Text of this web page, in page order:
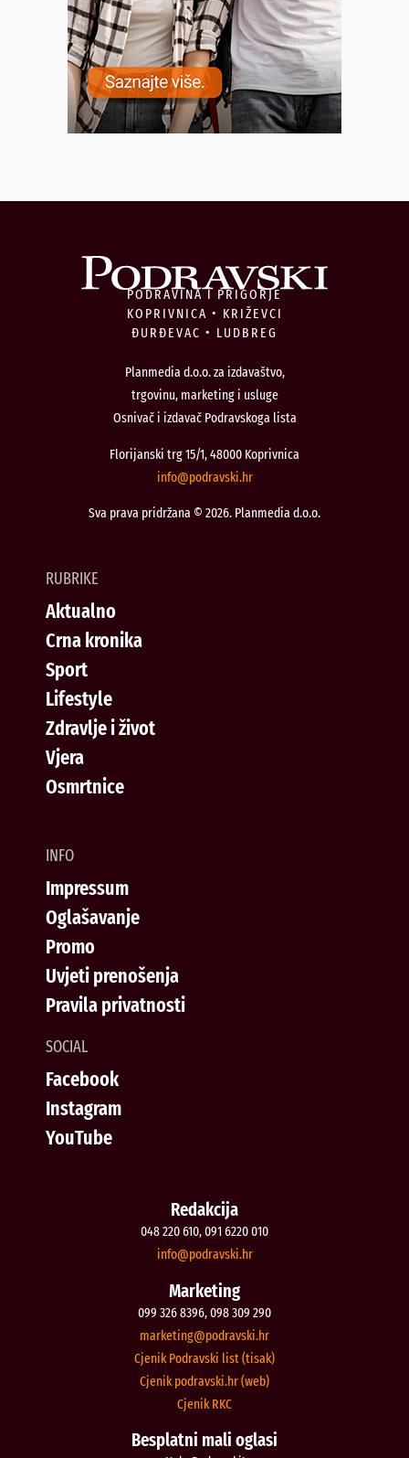
PODRAVINA I PRIGORJE
KOPRIVNICA • KRIŽEVCI
ĐURĐEVAC • LUDBREG
Planmedia d.o.o. za izdavaštvo,
trgovinu, marketing i usluge
Osnivač i izdavač Podravskoga lista
Florijanski trg 15/1, 48000 Koprivnica
rh.iksvardop
@ofni
Sva prava pridržana © 2026. Planmedia d.o.o.
RUBRIKE
Aktualno
Crna kronika
Sport
Lifestyle
Zdravlje i život
Vjera
Osmrtnice
INFO
Impressum
Oglašavanje
Promo
Uvjeti prenošenja
Pravila privatnosti
SOCIAL
Facebook
Instagram
YouTube
Redakcija
048 220 610, 091 6220 010
rh.iksvardop
@ofni
Marketing
099 326 8396, 098 309 290
rh.iksvardop
@gnitekram
Cjenik Podravski list (tisak)
Cjenik podravski.hr (web)
Cjenik RKC
Besplatni mali oglasi